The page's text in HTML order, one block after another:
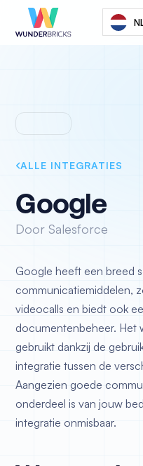
ALLE INTEGRATIES
Google
Door Salesforce
Google heeft een breed
communicatiemiddelen,
videocalls en biedt ook
documentenbeheer. Het
gebruikt dankzij de
integratie tussen de
Aangezien goede
onderdeel is van jouw
integratie onmisbaar.